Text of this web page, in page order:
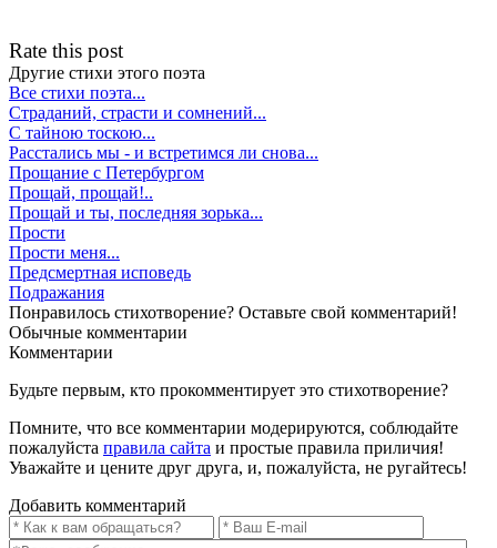
Rate this post
Другие стихи этого поэта
Все стихи поэта...
Страданий, страсти и сомнений...
С тайною тоскою...
Расстались мы - и встретимся ли снова...
Прощание с Петербургом
Прощай, прощай!..
Прощай и ты, последняя зорька...
Прости
Прости меня...
Предсмертная исповедь
Подражания
Понравилось стихотворение? Оставьте свой комментарий!
Обычные комментарии
Комментарии
Будьте первым, кто прокомментирует это стихотворение?
Помните, что все комментарии модерируются, соблюдайте
пожалуйста правила сайта и простые правила приличия!
Уважайте и цените друг друга, и, пожалуйста, не ругайтесь!
Добавить комментарий